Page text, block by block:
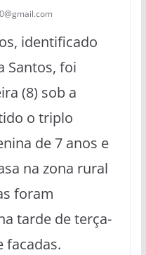
identificado
Santos, foi
(8) sob a
o triplo
de 7 anos e
na zona rural
foram
tarde de terça-
facadas.